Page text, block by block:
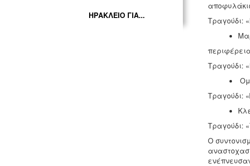
ΗΡΑΚΛΕΙΟ ΓΙΑ...
Τραγούδι:
Τραγούδι:
Τραγούδι:
Τραγούδι:
Ο